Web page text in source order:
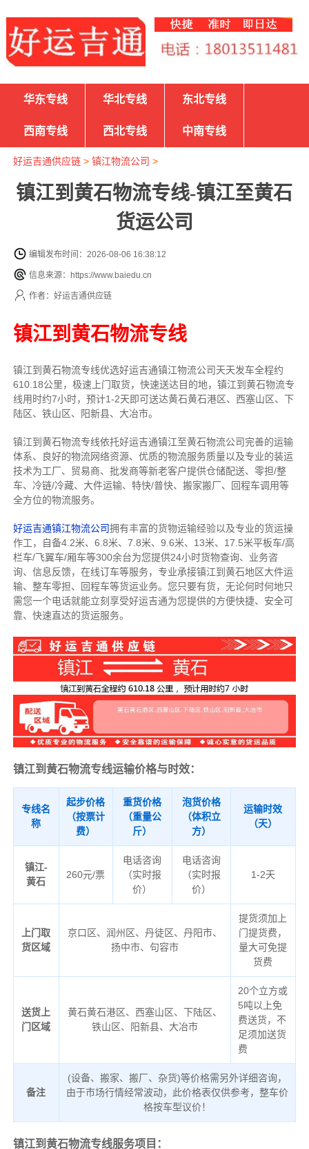
华东专线 华北专线 东北专线
西南专线 西北专线 中南专线
好运吉通供应链> 镇江物流公司 >
镇江到黄石物流专线-镇江至黄石
货运公司
编辑发布时间：2026-08-06 16:38:12
信息来源：https://www.baiedu.cn
作者：好运吉通供应链
镇江到黄石物流专线
镇江到黄石物流专线优选好运吉通镇江物流公司天天发车全程约
610.18公里， 极速上门取货，快速送达目的地，镇江到黄石物流专
线用时约7小时，预计1-2天即可送达黄石黄石港区、西塞山区、下
陆区、铁山区、阳新县、大冶市。
镇江到黄石物流专线依托好运吉通镇江至黄石物流公司完善的运输
体系、良好的物流网络资源、优质的物流服务质量以及专业的装运
技术为工厂、贸易商、批发商等新老客户提供仓储配送、零担/整
车、冷链/冷藏、大件运输、特快/普快、搬家搬厂、回程车调用等
全方位的物流服务。
好运吉通镇江物流公司拥有丰富的货物运输经验以及专业的货运操
作工，自备4.2米、6.8米、7.8米、9.6米、13米、17.5米平板车/高
栏车/飞翼车/厢车等300余台为您提供24小时货物查询、业务咨
询、信息反馈，在线订车等服务， 专业承接镇江到黄石地区大件运
输、整车零担、回程车等货运业务。 您只要有货，无论何时何地只
需您一个电话就能立刻享受好运吉通为您提供的方便快捷、安全可
靠、快速直达的货运服务。
镇江到黄石物流专线运输价格与时效：
专线名
称
起步价格
（按票计
费）
重货价格
（重量公
斤）
泡货价格
（体积立
方）
运输时效
（天）
镇江-
黄石
260元/票
电话咨询
（实时报
价）
电话咨询
（实时报
价）
1-2天
上门取
货区域
京口区、润州区、丹徒区、丹阳市、
扬中市、句容市
提货须加上
门提货费，
量大可免提
货费
送货上
门区域
黄石黄石港区、西塞山区、下陆区、
铁山区、阳新县、大冶市
20个立方或
5吨以上免
费送货，不
足须加送货
费
备注
(设备、搬家、搬厂、杂货)等价格需另外详细咨询，
由于市场行情经常波动，此价格表仅供参考，整车价
格按车型议价！
镇江到黄石物流专线服务项目：